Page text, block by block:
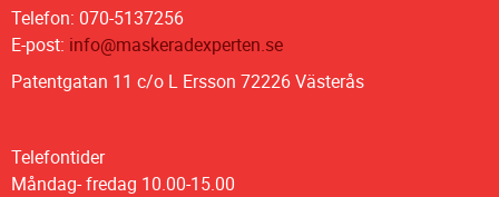
Telefon: 070-5137256
E-post: info@maskeradexperten.se
Patentgatan 11 c/o L Ersson 72226 Västerås
Telefontider
Måndag- fredag 10.00-15.00